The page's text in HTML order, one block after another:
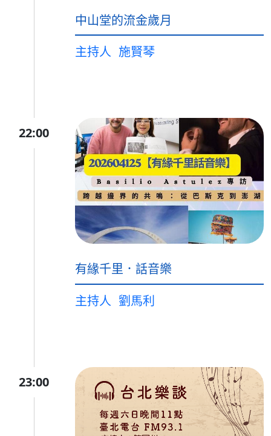
中山堂的流金歲月
主持人 施賢琴
22:00
有緣千里．話音樂
主持人 劉馬利
23:00